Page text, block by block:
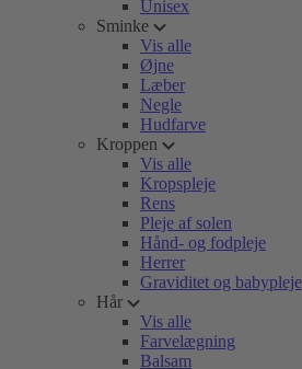
Unisex
Sminke
Vis alle
Øjne
Læber
Negle
Hudfarve
Kroppen
Vis alle
Kropspleje
Rens
Pleje af solen
Hånd- og fodpleje
Herrer
Graviditet og babypleje
Hår
Vis alle
Farvelægning
Balsam